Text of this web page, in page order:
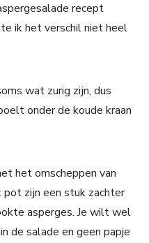
recept
ik het verschil niet heel
wat zurig zijn, dus
onder de koude kraan
het omscheppen van
zijn een stuk zachter
asperges. Je wilt wel
de salade en geen papje